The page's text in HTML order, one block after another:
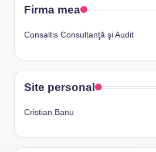
Firma mea
Consaltis Consultanţă şi Audit
Site personal
Cristian Banu